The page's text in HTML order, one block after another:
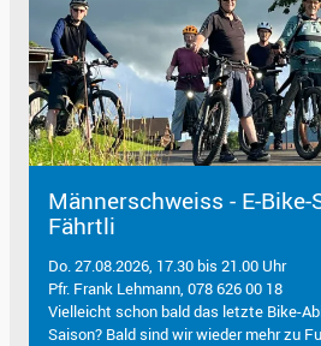
Männerschweiss - E-
Fährtli
Do. 27.08.2026, 17.30 bis 21.00 Uhr
Pfr. Frank Lehmann, 078 626 00 18
Vielleicht schon bald das letzte Bike-
Saison? Bald sind wir wieder mehr zu